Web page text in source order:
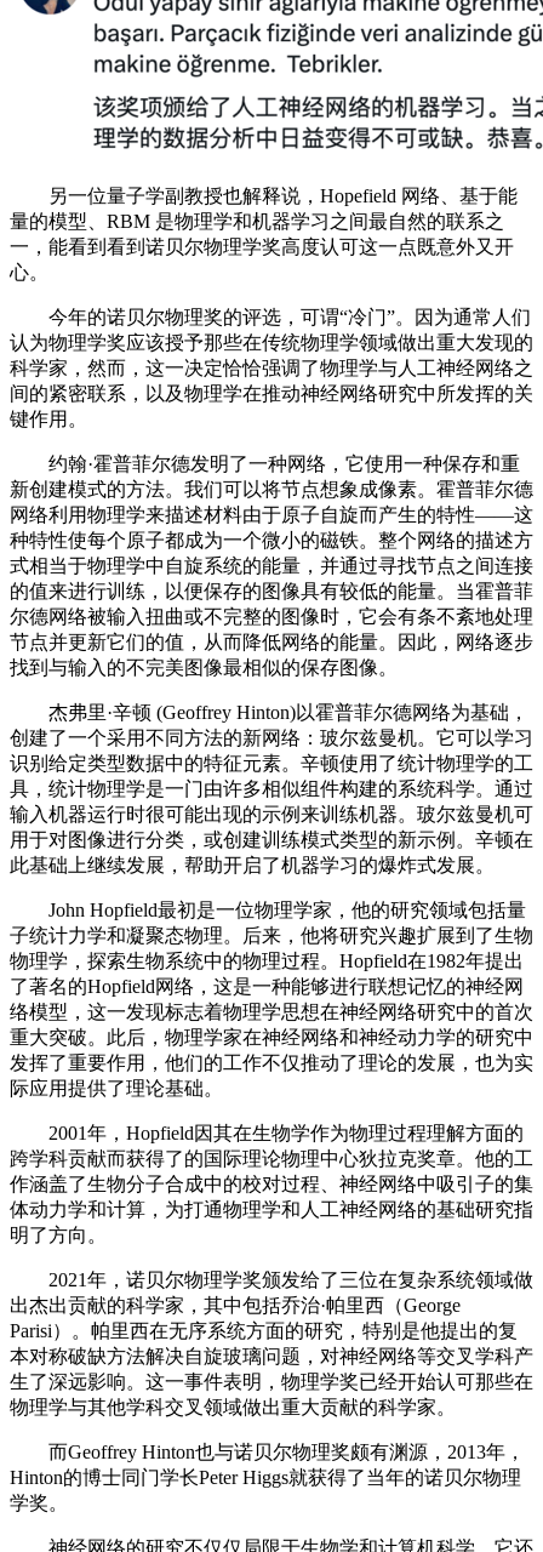
另一位量子学副教授也解释说，Hopefield 网络、基于能
量的模型、RBM 是物理学和机器学习之间最自然的联系之
一，能看到看到诺贝尔物理学奖高度认可这一点既意外又开
心。
今年的诺贝尔物理奖的评选，可谓“冷门”。因为通常人们
认为物理学奖应该授予那些在传统物理学领域做出重大发现的
科学家，然而，这一决定恰恰强调了物理学与人工神经网络之
间的紧密联系，以及物理学在推动神经网络研究中所发挥的关
键作用。
约翰·霍普菲尔德发明了一种网络，它使用一种保存和重
新创建模式的方法。我们可以将节点想象成像素。霍普菲尔德
网络利用物理学来描述材料由于原子自旋而产生的特性——这
种特性使每个原子都成为一个微小的磁铁。整个网络的描述方
式相当于物理学中自旋系统的能量，并通过寻找节点之间连接
的值来进行训练，以便保存的图像具有较低的能量。当霍普菲
尔德网络被输入扭曲或不完整的图像时，它会有条不紊地处理
节点并更新它们的值，从而降低网络的能量。因此，网络逐步
找到与输入的不完美图像最相似的保存图像。
杰弗里·辛顿 (Geoffrey Hinton)以霍普菲尔德网络为基础，
创建了一个采用不同方法的新网络：玻尔兹曼机。它可以学习
识别给定类型数据中的特征元素。辛顿使用了统计物理学的工
具，统计物理学是一门由许多相似组件构建的系统科学。通过
输入机器运行时很可能出现的示例来训练机器。玻尔兹曼机可
用于对图像进行分类，或创建训练模式类型的新示例。辛顿在
此基础上继续发展，帮助开启了机器学习的爆炸式发展。
John Hopfield最初是一位物理学家，他的研究领域包括量
子统计力学和凝聚态物理。后来，他将研究兴趣扩展到了生物
物理学，探索生物系统中的物理过程。Hopfield在1982年提出
了著名的Hopfield网络，这是一种能够进行联想记忆的神经网
络模型，这一发现标志着物理学思想在神经网络研究中的首次
重大突破。此后，物理学家在神经网络和神经动力学的研究中
发挥了重要作用，他们的工作不仅推动了理论的发展，也为实
际应用提供了理论基础。
2001年，Hopfield因其在生物学作为物理过程理解方面的
跨学科贡献而获得了的国际理论物理中心狄拉克奖章。他的工
作涵盖了生物分子合成中的校对过程、神经网络中吸引子的集
体动力学和计算，为打通物理学和人工神经网络的基础研究指
明了方向。
2021年，诺贝尔物理学奖颁发给了三位在复杂系统领域做
出杰出贡献的科学家，其中包括乔治·帕里西（George
Parisi）。帕里西在无序系统方面的研究，特别是他提出的复
本对称破缺方法解决自旋玻璃问题，对神经网络等交叉学科产
生了深远影响。这一事件表明，物理学奖已经开始认可那些在
物理学与其他学科交叉领域做出重大贡献的科学家。
而Geoffrey Hinton也与诺贝尔物理奖颇有渊源，2013年，
Hinton的博士同门学长Peter Higgs就获得了当年的诺贝尔物理
学奖。